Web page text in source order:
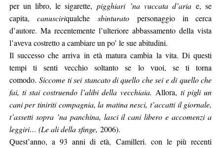
per un libro, le sigarette,pigghiari ’na vuccata d’ariae, se
capita,canusciriqualchesbinturato personaggio in cerca
d’autore. Ma recentemente l’ulteriore abbassamento della vista
l’aveva costretto a cambiare un po’ le sue abitudini.
Il successo che arriva in età matura cambia la vita. Di questi
tempi ti senti vecchio soltanto se lo vuoi, se ti torna
comodo.Siccome ti sei stancato di quello che sei e di quello che
fai, ti stai costruendo l’alibi della vecchiaia. Allora, ti pigli un
cani per tiniriti compagnia, la matina nesci, t’accatti il giornale,
t’assetti sopra ’na panchina, lasci il cani libero e accomenzi a
leggiri… (Le ali della sfinge, 2006).
Quest’anno, a 93 anni di età, Camilleri. con le più recenti